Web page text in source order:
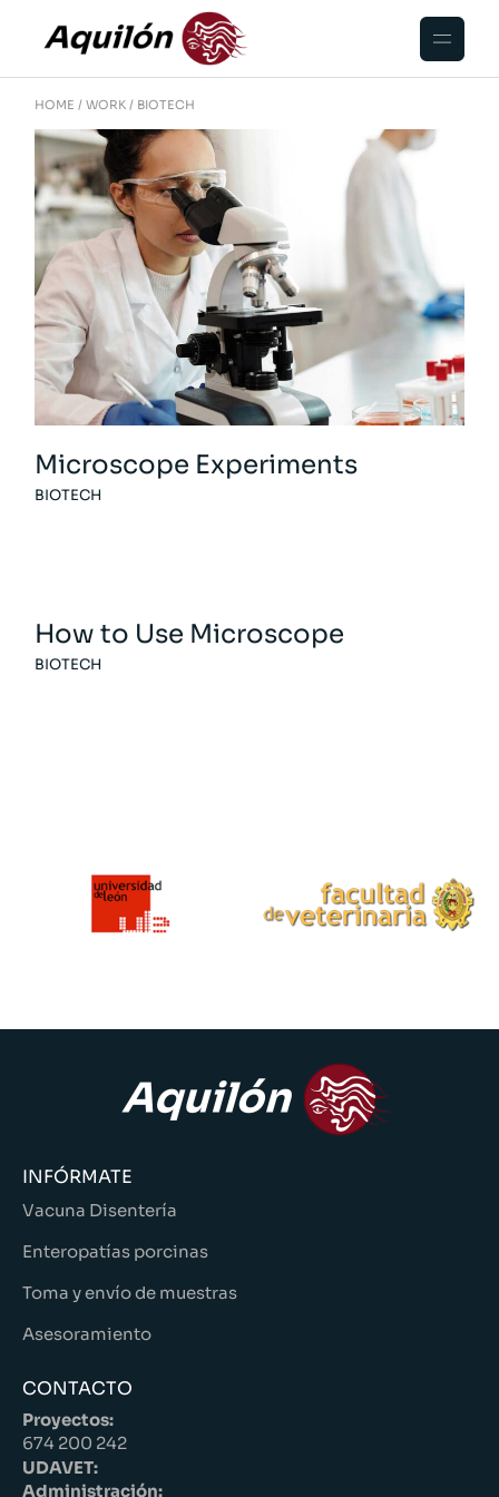
HOME WORK BIOTECH
Microscope Experiments
BIOTECH
How to Use Microscope
BIOTECH
INFÓRMATE
Vacuna Disentería
Enteropatías porcinas
Toma y envío de muestras
Asesoramiento
CONTACTO
Proyectos:
674 200 242
UDAVET:
Administración: